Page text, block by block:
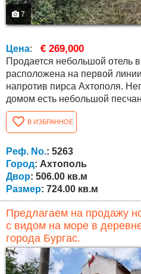
7
Цена: € 269,000
Продается небольшой отель
расположена на первой
напротив пирса Ахтополя.
домом есть небольшой
участок площадь 506 кв.м.,
площади застройки здания
общей площади двора 306
Общая площадь
В ИЗБРАННОЕ
Реф. No.: 5263
Город: Ахтополь
Двор: 506.00 кв.м
Размер: 724.00 кв.м
Предлагаем на продажу
с видом на море в
города Бургас.